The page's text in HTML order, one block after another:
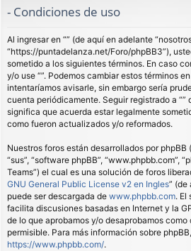
s
- Condiciones de uso
Al ingresar en “” (de aquí en adelante
“https://puntadelanza.net/Foro/phpBB3”),
sometido a los siguientes términos. En caso
y/o use “”. Podemos cambiar estos términos
intentaríamos avisarle, sin embargo sería
cuenta periódicamente. Seguir registrado a “”
significa que acuerda estar legalmente
como fueron actualizados y/o reformados.
Nuestros foros están desarrollados por phpBB
“sus”, “software phpBB”, “www.phpbb.com”,
Teams”) el cual es una solución de foros
GNU General Public License v2 en Ingles” (de
puede ser descargada de www.phpbb.com. El
facilita discusiones basadas en Internet y la
de lo que aprobamos y/o desaprobamos
permisible. Para más información sobre
https://www.phpbb.com/.